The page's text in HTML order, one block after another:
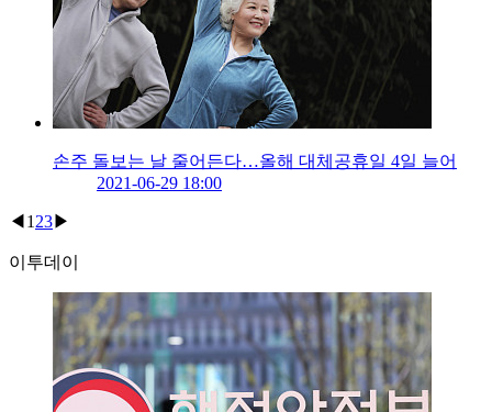
손주 돌보는 날 줄어든다…올해 대체공휴일 4일 늘어
2021-06-29 18:00
◀ 1 23▶
이투데이